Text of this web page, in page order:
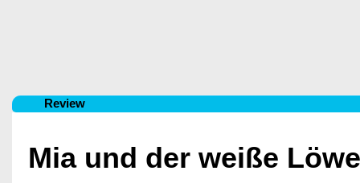
BluRay
&
Review
Mia und der weiße Löwe